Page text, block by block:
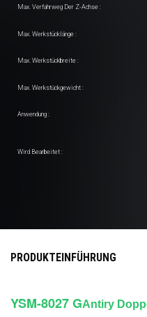
Max. Verfahrweg Der Z-Achse :
Max. Werkstücklänge :
Max. Werkstückbreite :
Max. Werkstückgewicht :
Anwendung :
Wird Bearbeitet :
PRODUKTEINFÜHRUNG
YSM-8027 GAntiry